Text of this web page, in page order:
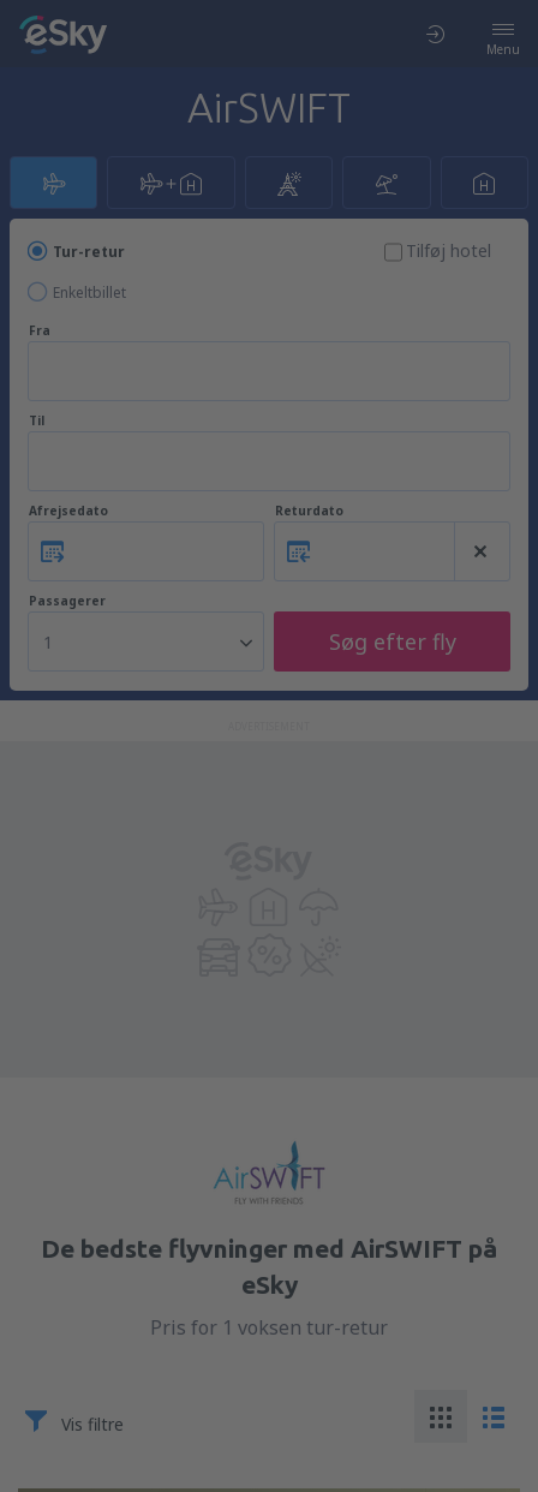
Menu
AirSWIFT
Tur-retur
Enkeltbillet
Tilføj hotel
Fra
Til
Afrejsedato Returdato
Passagerer
1 Søg efter fly
De bedste flyvninger med AirSWIFT på
eSky
Pris for 1 voksen tur-retur
Vis filtre